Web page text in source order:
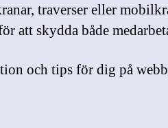
traverser eller
att skydda både
och tips för dig på